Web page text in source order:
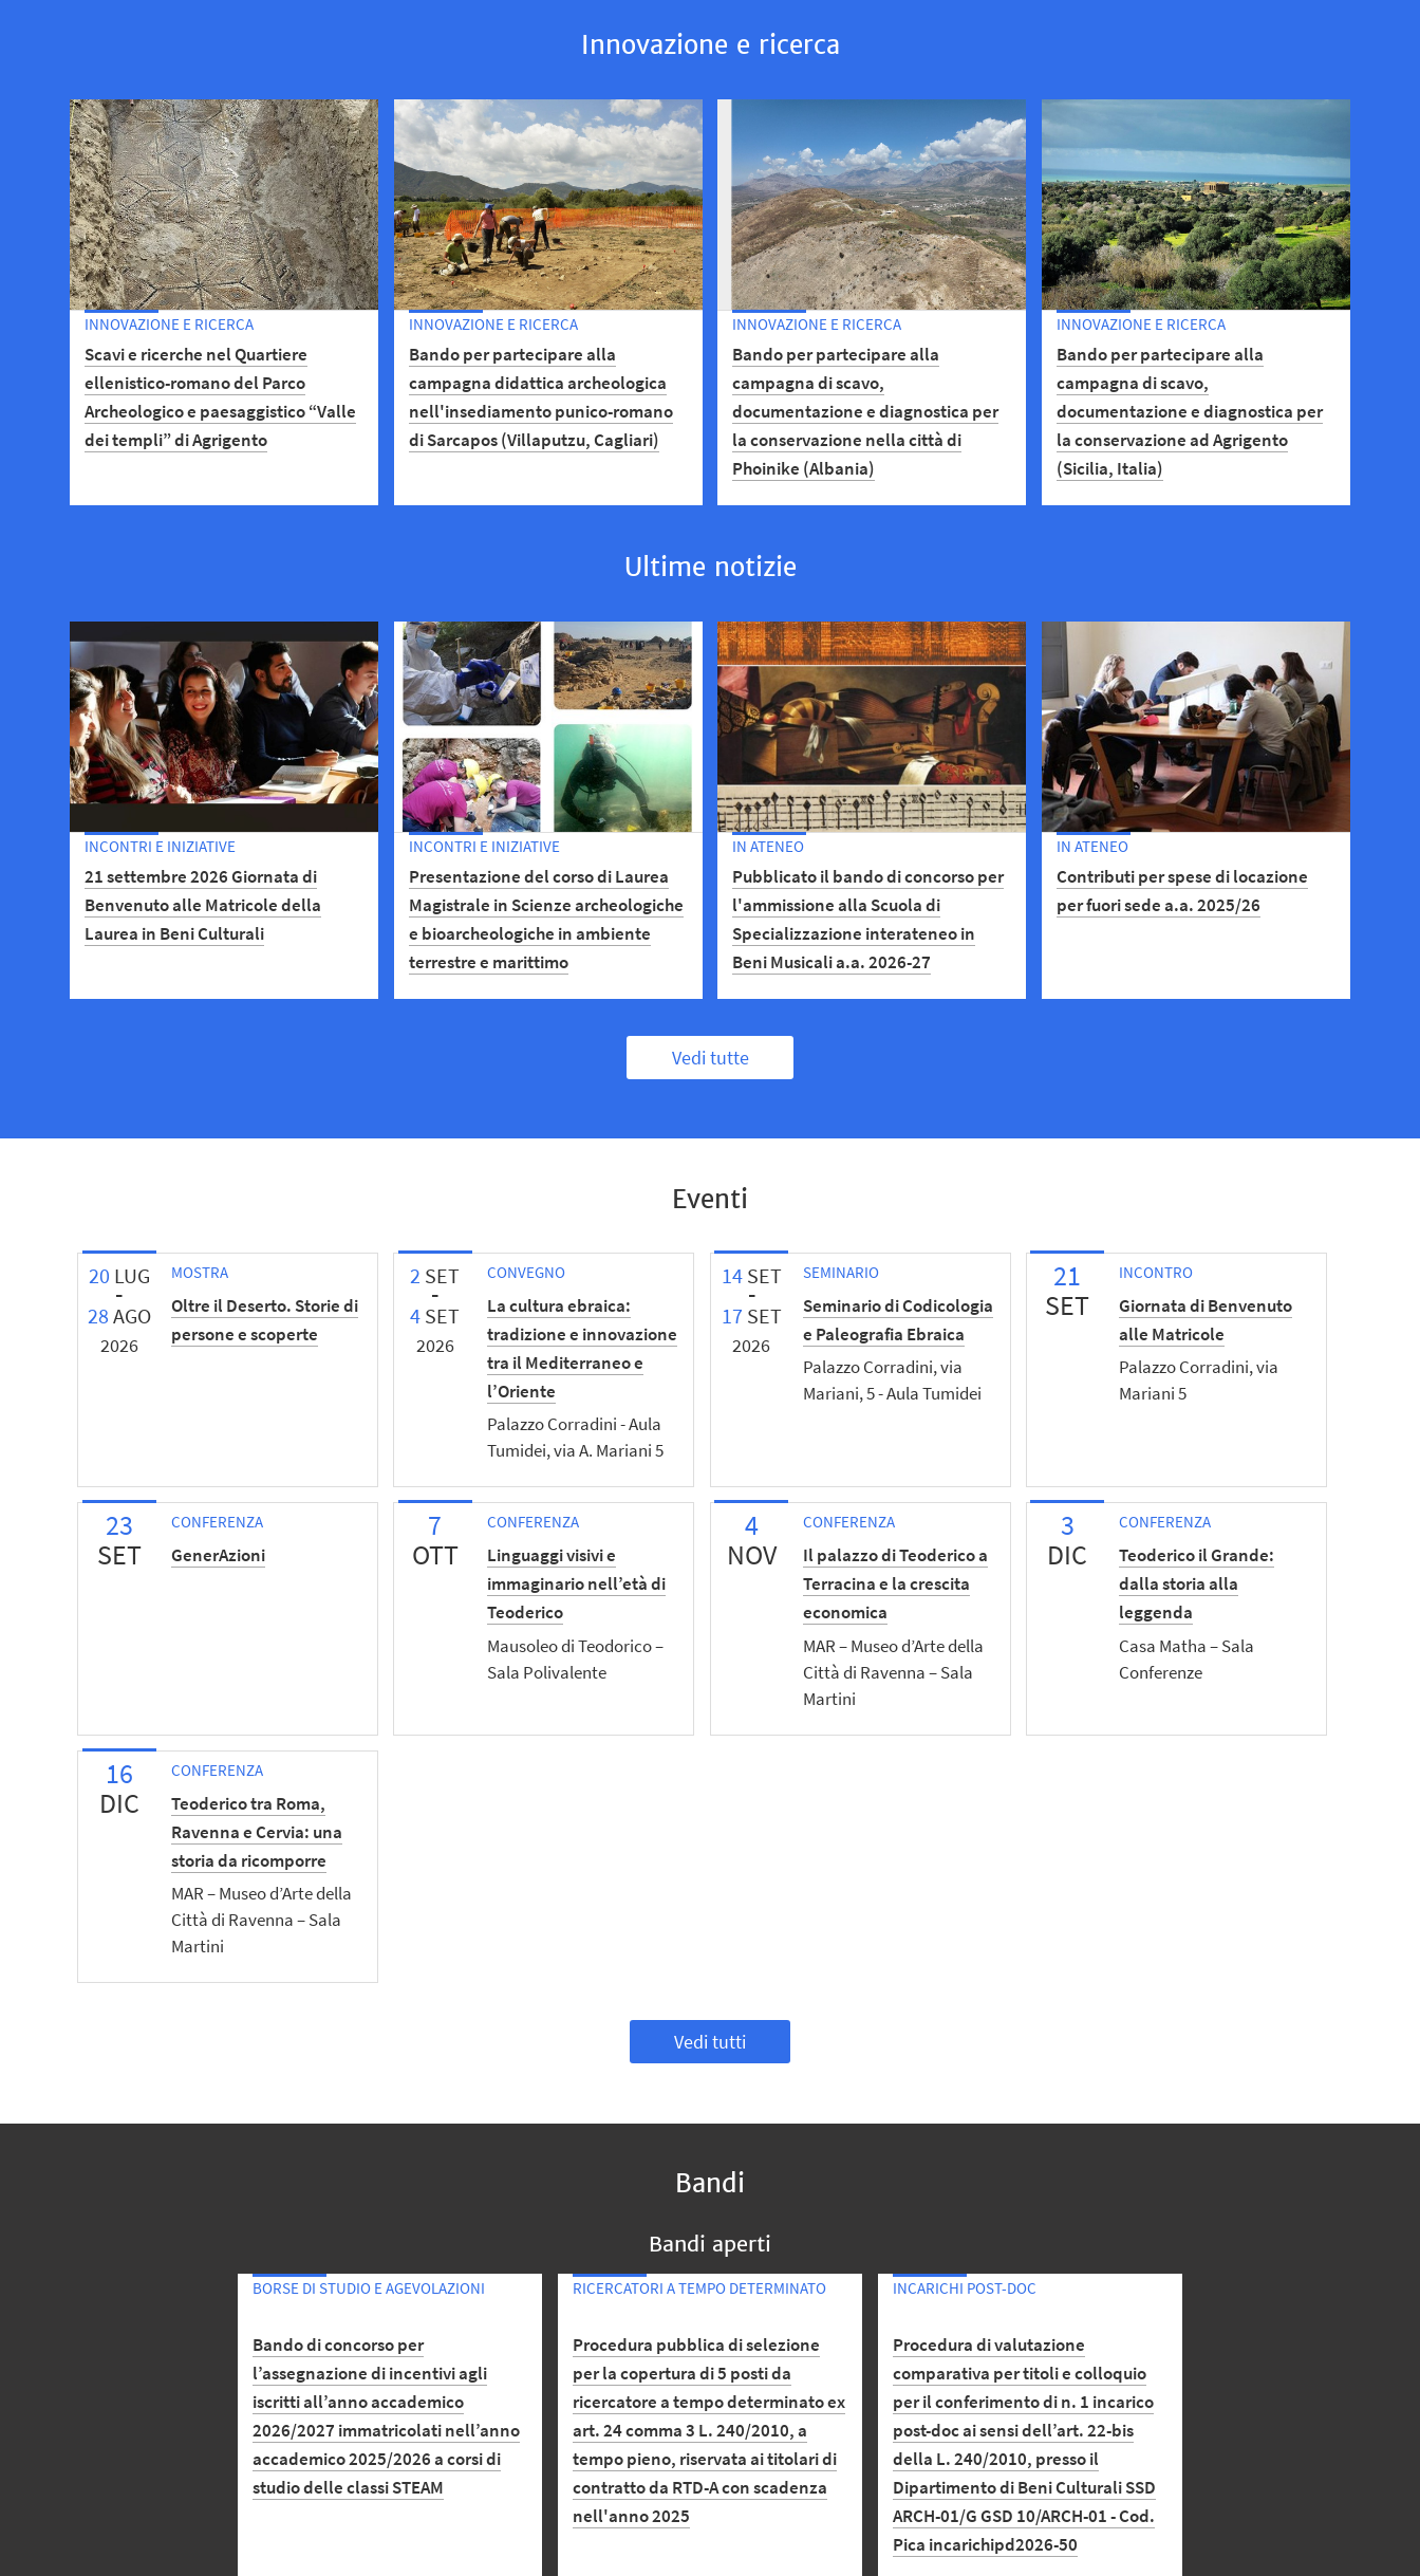
Innovazione e ricerca
INNOVAZIONE E RICERCA
Scavi e ricerche nel Quartiere
ellenistico-romano del Parco
Archeologico e paesaggistico “Valle
dei templi” di Agrigento
Le vicende e la storia di un
INNOVAZIONE E RICERCA
Bando per partecipare alla
campagna didattica archeologica
nell'insediamento punico-romano
di Sarcapos (Villaputzu, Cagliari)
Sono aperte le iscrizioni fino al 30
VII campagna didattica archeologica
Maria
INNOVAZIONE E RICERCA
Bando per partecipare alla
campagna di scavo,
documentazione e diagnostica per
la conservazione nella città di
Phoinike (Albania)
bando per la partecipazione alla
nella città di Phoinike (Albania)
INNOVAZIONE E RICERCA
Bando per partecipare alla
campagna di scavo,
documentazione e diagnostica per
la conservazione ad Agrigento
(Sicilia, Italia)
quartiere ellenistico-romano di
Agrigento
Ultime notizie
INCONTRI E INIZIATIVE
21 settembre 2026 Giornata di
Benvenuto alle Matricole della
Laurea in Beni Culturali
Presentazione della Laurea in Beni
INCONTRI E INIZIATIVE
Presentazione del corso di Laurea
Magistrale in Scienze archeologiche
e bioarcheologiche in ambiente
terrestre e marittimo
IN ATENEO
Pubblicato il bando di concorso per
l'ammissione alla Scuola di
Specializzazione interateneo in
Beni Musicali a.a. 2026-27
essere presentate entro il 12
novembre 2026 alle ore 16.30
IN ATENEO
Contributi per spese di locazione
per fuori sede a.a. 2025/26
€, puoi chiedere il contributo MUR.
Vedi tutte
Eventi
20 LUG
28 AGO
2026
MOSTRA
Oltre il Deserto. Storie di
persone e scoperte
2 SET
4 SET
2026
CONVEGNO
La cultura ebraica:
tradizione e innovazione
tra il Mediterraneo e
l’Oriente
Palazzo Corradini - Aula
Tumidei, via A. Mariani 5
14 SET
17 SET
2026
SEMINARIO
Seminario di Codicologia
e Paleografia Ebraica
Palazzo Corradini, via
Mariani, 5 - Aula Tumidei
21
SET
INCONTRO
Giornata di Benvenuto
alle Matricole
Palazzo Corradini, via
Mariani 5
23
SET
CONFERENZA
GenerAzioni
7
OTT
CONFERENZA
Linguaggi visivi e
immaginario nell’età di
Teoderico
Mausoleo di Teodorico –
Sala Polivalente
4
NOV
CONFERENZA
Il palazzo di Teoderico a
Terracina e la crescita
economica
MAR – Museo d’Arte della
Città di Ravenna – Sala
Martini
3
DIC
CONFERENZA
Teoderico il Grande:
dalla storia alla
leggenda
Casa Matha – Sala
Conferenze
16
DIC
CONFERENZA
Teoderico tra Roma,
Ravenna e Cervia: una
storia da ricomporre
MAR – Museo d’Arte della
Città di Ravenna – Sala
Martini
Vedi tutti
Bandi
Bandi aperti
BORSE DI STUDIO E AGEVOLAZIONI
Bando di concorso per
l’assegnazione di incentivi agli
iscritti all’anno accademico
2026/2027 immatricolati nell’anno
accademico 2025/2026 a corsi di
studio delle classi STEAM
RICERCATORI A TEMPO DETERMINATO
Procedura pubblica di selezione
per la copertura di 5 posti da
ricercatore a tempo determinato ex
art. 24 comma 3 L. 240/2010, a
tempo pieno, riservata ai titolari di
contratto da RTD-A con scadenza
nell'anno 2025
INCARICHI POST-DOC
Procedura di valutazione
comparativa per titoli e colloquio
per il conferimento di n. 1 incarico
post-doc ai sensi dell’art. 22-bis
della L. 240/2010, presso il
Dipartimento di Beni Culturali SSD
ARCH-01/G GSD 10/ARCH-01 - Cod.
Pica incarichipd2026-50